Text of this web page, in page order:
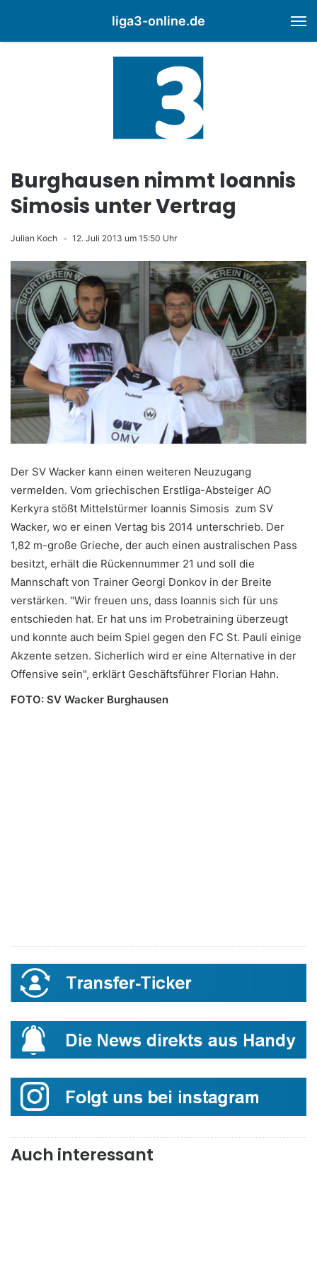
liga3-online.de
Burghausen nimmt Ioannis
Simosis unter Vertrag
Julian Koch 12. Juli 2013 um 15:50 Uhr
Der SV Wacker kann einen weiteren Neuzugang
vermelden. Vom griechischen Erstliga-Absteiger AO
Kerkyra stößt Mittelstürmer Ioannis Simosis zum SV
Wacker, wo er einen Vertag bis 2014 unterschrieb. Der
1,82 m-große Grieche, der auch einen australischen Pass
besitzt, erhält die Rückennummer 21 und soll die
Mannschaft von Trainer Georgi Donkov in der Breite
verstärken. "Wir freuen uns, dass Ioannis sich für uns
entschieden hat. Er hat uns im Probetraining überzeugt
und konnte auch beim Spiel gegen den FC St. Pauli einige
Akzente setzen. Sicherlich wird er eine Alternative in der
Offensive sein", erklärt Geschäftsführer Florian Hahn.
FOTO: SV Wacker Burghausen
Auch interessant